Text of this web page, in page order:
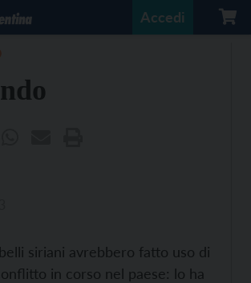
Accedi
siriani avrebbero fatto uso di
in corso nel paese: lo ha